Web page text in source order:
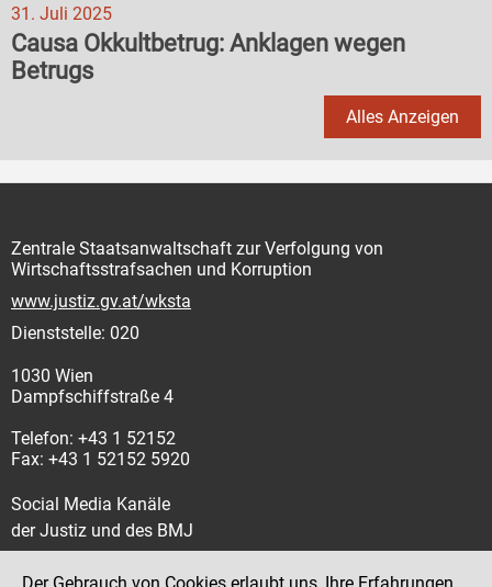
31. Juli 2025
Causa Okkultbetrug: Anklagen wegen
Betrugs
Alles Anzeigen
Zentrale Staatsanwaltschaft zur Verfolgung von
Wirtschaftsstrafsachen und Korruption
www.justiz.gv.at/wksta
Dienststelle: 020
1030 Wien
Dampfschiffstraße 4
Telefon: +43 1 52152
Fax: +43 1 52152 5920
Social Media Kanäle
der Justiz und des BMJ